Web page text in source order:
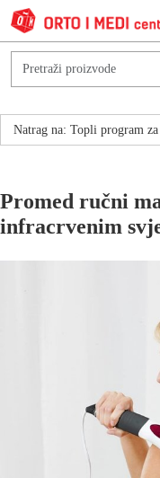
Natrag na: Topli program
Promed ručni
infracrvenim